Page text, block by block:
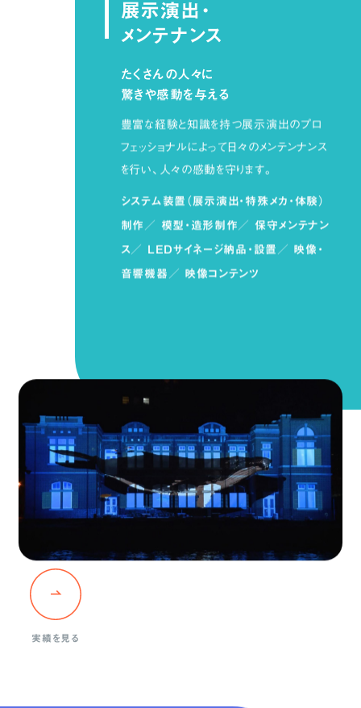
展示演出・
メンテナンス
たくさんの人々に
驚きや感動を与える
豊富な経験と知識を持つ展示演出のプロ
フェッショナルによって日々のメンテンナンス
を行い、人々の感動を守ります。
システム装置（展示演出・特殊メカ・体験）
制作／ 模型・造形制作／ 保守メンテナン
ス／ LEDサイネージ納品・設置／ 映像・
音響機器／ 映像コンテンツ
実績を見る